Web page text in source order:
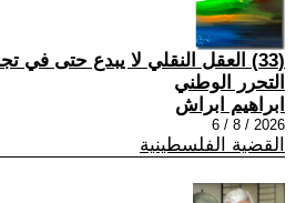
(33) العقل النقلي لا يبدع حتى في
التحرر الوطني
ابراهيم ابراش
2026 / 8 / 6
القضية الفلسطينية